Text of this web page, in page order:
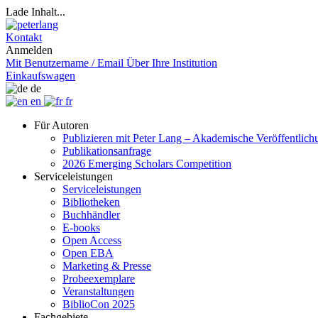
Lade Inhalt...
Kontakt
Anmelden
Mit Benutzername / Email Über Ihre Institution
Einkaufswagen
de
en
fr
Für Autoren
Publizieren mit Peter Lang – Akademische
Publikationsanfrage
2026 Emerging Scholars Competition
Serviceleistungen
Serviceleistungen
Bibliotheken
Buchhändler
E-books
Open Access
Open EBA
Marketing & Presse
Probeexemplare
Veranstaltungen
BiblioCon 2025